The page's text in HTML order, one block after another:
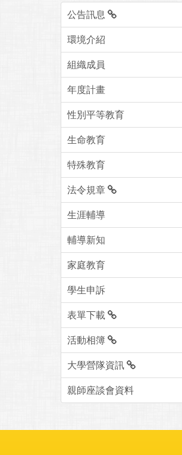
公告訊息
環境介紹
組織成員
年度計畫
性別平等教育
生命教育
特殊教育
法令規章
生涯輔導
輔導新知
家庭教育
學生申訴
表單下載
活動相簿
大學營隊資訊
親師座談會資料